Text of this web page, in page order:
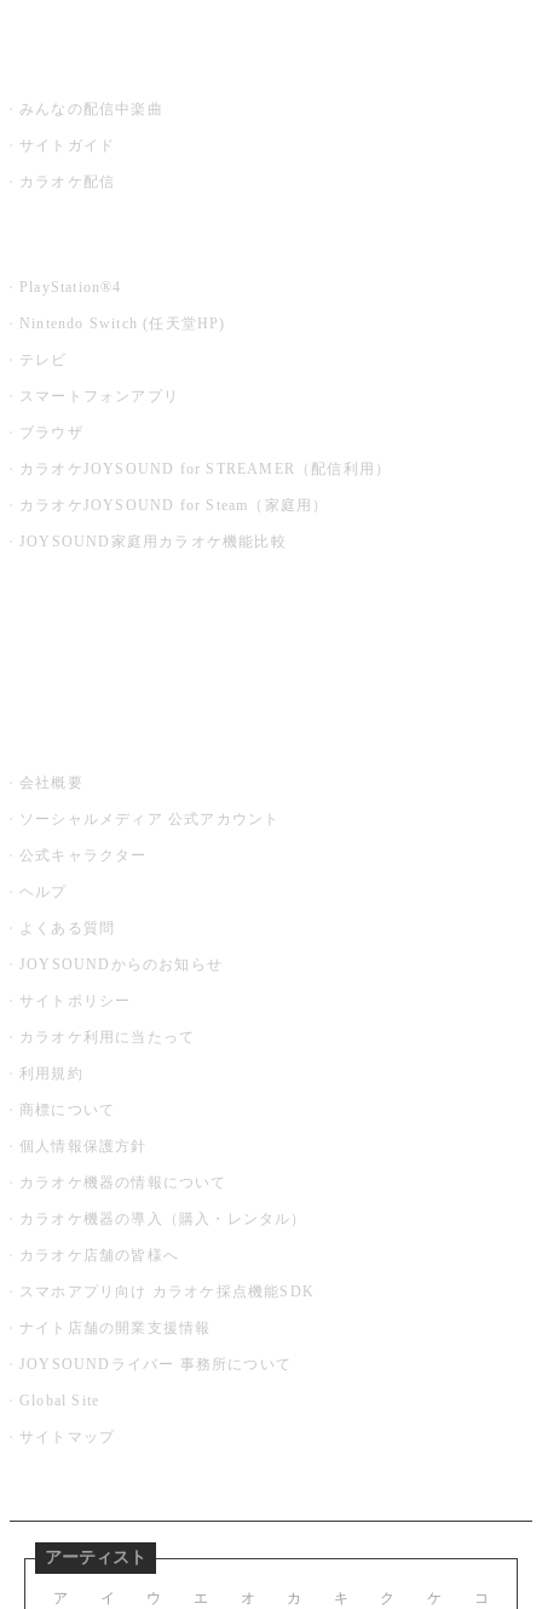
みんなの配信中楽曲
サイトガイド
カラオケ配信
PlayStation®4
Nintendo Switch (任天堂HP)
テレビ
スマートフォンアプリ
ブラウザ
カラオケJOYSOUND for STREAMER（配信利用）
カラオケJOYSOUND for Steam（家庭用）
JOYSOUND家庭用カラオケ機能比較
会社概要
ソーシャルメディア 公式アカウント
公式キャラクター
ヘルプ
よくある質問
JOYSOUNDからのお知らせ
サイトポリシー
カラオケ利用に当たって
利用規約
商標について
個人情報保護方針
カラオケ機器の情報について
カラオケ機器の導入（購入・レンタル）
カラオケ店舗の皆様へ
スマホアプリ向け カラオケ採点機能SDK
ナイト店舗の開業支援情報
JOYSOUNDライバー 事務所について
Global Site
サイトマップ
アーティスト
ア イ ウ エ オ カ キ ク ケ コ